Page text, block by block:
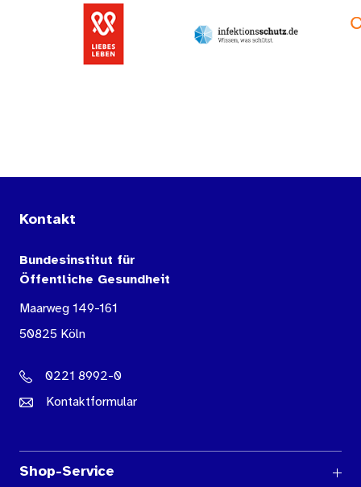
Kontakt
Bundesinstitut für
Öffentliche Gesundheit
Maarweg 149-161
50825 Köln
0221 8992-0
Kontaktformular
Shop-Service